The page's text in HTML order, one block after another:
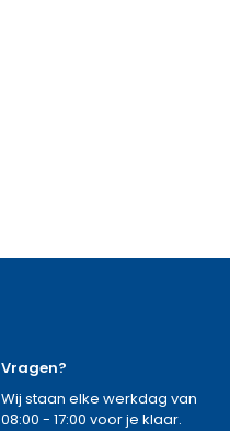
Vragen?
Wij staan elke werkdag van
08:00 - 17:00 voor je klaar.